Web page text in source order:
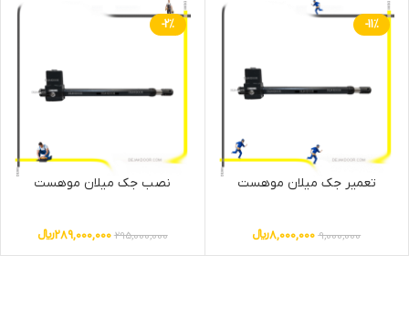
-11%
تعمیر جک میلان موهست
9,000,000
8,000,000﷼
-2%
نصب جک میلان موهست
295,000,000
289,000,000﷼